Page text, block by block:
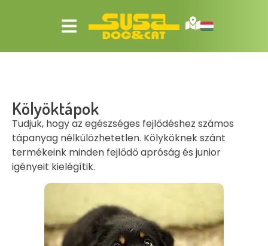
Kölyöktápok
Tudjuk, hogy az egészséges fejlődéshez számos
tápanyag nélkülözhetetlen. Kölyköknek szánt
termékeink minden fejlődő apróság és junior
igényeit kielégítik.